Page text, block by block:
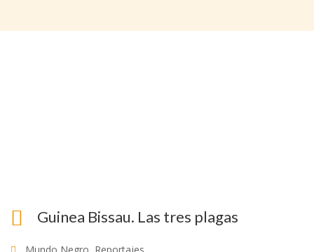
Guinea Bissau. Las tres plagas